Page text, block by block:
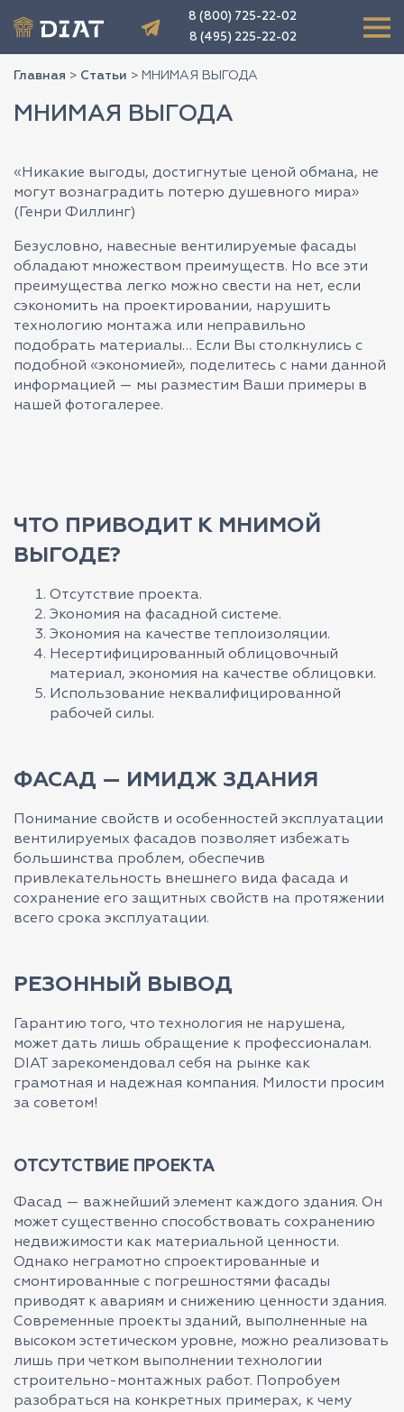
8 (800) 725-22-02
8 (495) 225-22-02
Главная > Статьи > МНИМАЯ ВЫГОДА
МНИМАЯ ВЫГОДА
«Никакие выгоды, достигнутые ценой обмана, не
могут вознаградить потерю душевного мира»
(Генри Филлинг)
Безусловно, навесные вентилируемые фасады
обладают множеством преимуществ. Но все эти
преимущества легко можно свести на нет, если
сэкономить на проектировании, нарушить
технологию монтажа или неправильно
подобрать материалы… Если Вы столкнулись с
подобной «экономией», поделитесь с нами данной
информацией — мы разместим Ваши примеры в
нашей фотогалерее.
ЧТО ПРИВОДИТ К МНИМОЙ
ВЫГОДЕ?
Отсутствие проекта.
Экономия на фасадной системе.
Экономия на качестве теплоизоляции.
Несертифицированный облицовочный
материал, экономия на качестве облицовки.
Использование неквалифицированной
рабочей силы.
ФАСАД — ИМИДЖ ЗДАНИЯ
Понимание свойств и особенностей эксплуатации
вентилируемых фасадов позволяет избежать
большинства проблем, обеспечив
привлекательность внешнего вида фасада и
сохранение его защитных свойств на протяжении
всего срока эксплуатации.
РЕЗОННЫЙ ВЫВОД
Гарантию того, что технология не нарушена,
может дать лишь обращение к профессионалам.
DIAT зарекомендовал себя на рынке как
грамотная и надежная компания. Милости просим
за советом!
ОТСУТСТВИЕ ПРОЕКТА
Фасад — важнейший элемент каждого здания. Он
может существенно способствовать сохранению
недвижимости как материальной ценности.
Однако неграмотно спроектированные и
смонтированные с погрешностями фасады
приводят к авариям и снижению ценности здания.
Современные проекты зданий, выполненные на
высоком эстетическом уровне, можно реализовать
лишь при четком выполнении технологии
строительно-монтажных работ. Попробуем
разобраться на конкретных примерах, к чему